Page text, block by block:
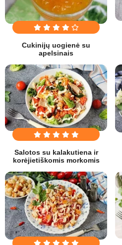
Cukinijų uogienė su
apelsinais
Salotos su kalakutiena ir
korėjietiškomis morkomis